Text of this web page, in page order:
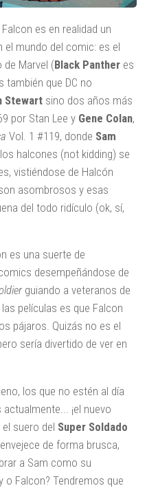
es en realidad un
el mundo del comic: es el
de Marvel (Black Panther es
también que DC no
Stewart sino dos años más
por Stan Lee y Gene Colan,
Vol. 1 #119, donde Sam
halcones (not kidding) se
vistiéndose de Halcón
asombrosos y esas
del todo ridículo (ok, sí,
es una suerte de
desempeñándose de
guiando a veteranos de
películas es que Falcon
pájaros. Quizás no es el
sería divertido de ver en
los que no estén al día
¡el nuevo
suero del Super Soldado
de forma brusca,
a Sam como su
o Falcon? Tendremos que